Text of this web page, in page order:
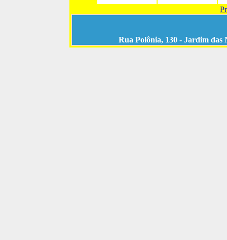
Rua Polônia, 130 - Jardim das